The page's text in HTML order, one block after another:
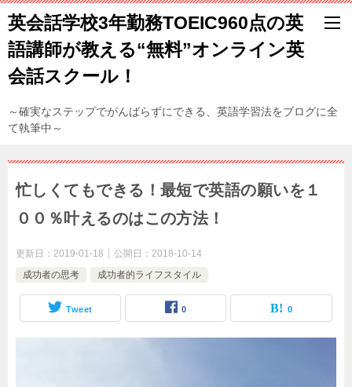
英会話学校3年勤務TOEIC960点の英
語講師が教える“無料”オンライン英
会話スクール！
～確実なステップでがんばらずにできる、英語学習法をブログに全
て執筆中～
忙しくてもできる！最短で英語の願いを１
００％叶えるのはこの方法！
更新日： 2019-01-18 公開日： 2018-10-14
成功者の思考
成功者的ライフスタイル
Tweet 0 0